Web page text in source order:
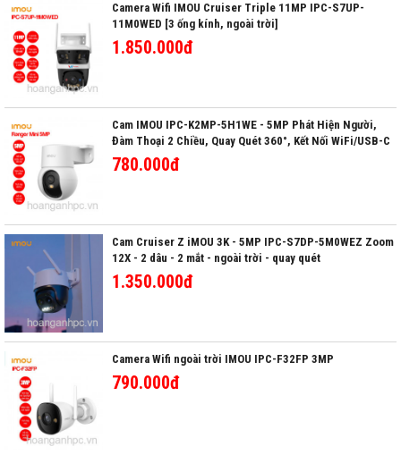
Camera Wifi IMOU Cruiser Triple 11MP IPC-S7UP-
11M0WED [3 ống kính, ngoài trời]
1.850.000đ
Cam IMOU IPC-K2MP-5H1WE - 5MP Phát Hiện Người,
Đàm Thoại 2 Chiều, Quay Quét 360°, Kết Nối WiFi/USB-C
780.000đ
Cam Cruiser Z iMOU 3K - 5MP IPC-S7DP-5M0WEZ Zoom
12X - 2 dâu - 2 mắt - ngoài trời - quay quét
1.350.000đ
Camera Wifi ngoài trời IMOU IPC-F32FP 3MP
790.000đ